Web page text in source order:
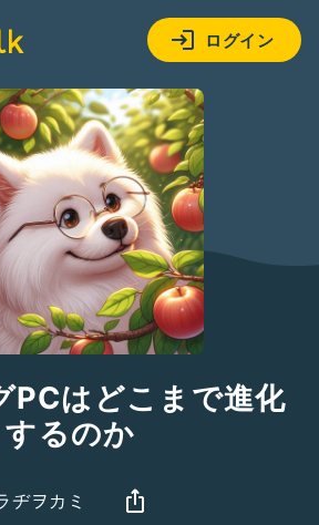
ログイン
PCはどこまで進化
するのか
ヂヲカミ